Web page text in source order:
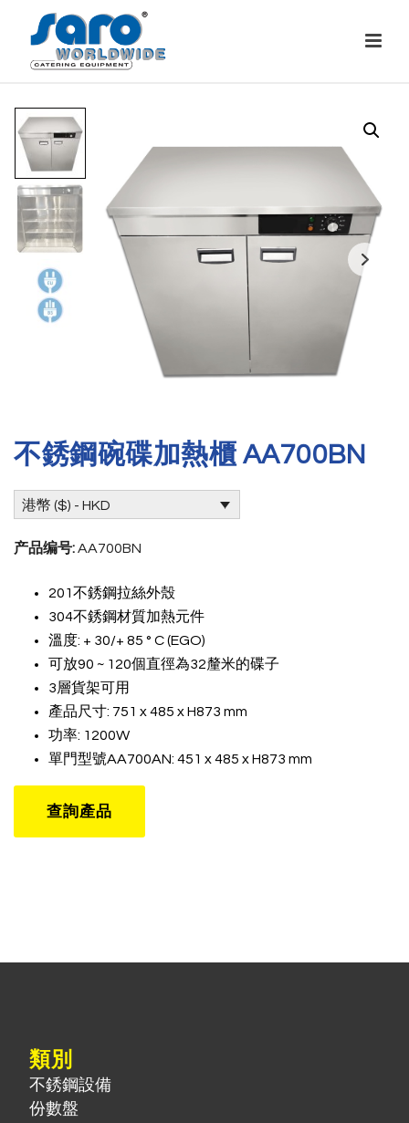
不銹鋼碗碟加熱櫃 AA700BN
港幣 ($) - HKD
产品编号:AA700BN
201不銹鋼拉絲外殼
304不銹鋼材質加熱元件
溫度: + 30/+ 85 ° C (EGO)
可放90 ~ 120個直徑為32釐米的碟子
3層貨架可用
產品尺寸: 751 x 485 x H873 mm
功率: 1200W
單門型號AA700AN: 451 x 485 x H873 mm
類別
不銹鋼設備
份數盤